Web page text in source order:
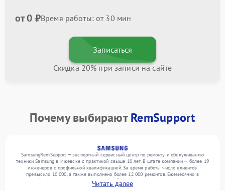
от 0 ₽Время работы: от 30 мин
Записаться
Скидка 20% при записи на сайте
Почему выбираютRemSupport
SamsungRemSupport — экспертный сервисный центр по ремонту и обслуживанию
техники Samsung в Ижевске с практикой свыше 10 лет. В штате компании — более 19
инженеров с профильной квалификацией. За время работы число клиентов
превысило 10 000, а также выполнено более 12 000 ремонтов. Ежемесячно в
сервисный центр поступает более 300 устройств, включая , , . Мы устраняем поломки
любой сложности и обеспечиваем надежный результат благодаря опыту команды.
Читать далее